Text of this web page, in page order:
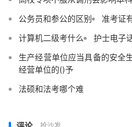
公务员和参公的区别
准考证
计算机二级考什么
护士电子
生产经营单位应当具备的安全
经营单位的()予
法硕和法考哪个难